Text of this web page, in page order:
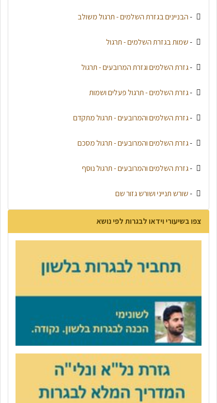
-הבניינים בגזרת השלמים - תרגול משולב
-שמות בגזרת השלמים - תרגול
-גזרת השלמים וגזרת המרובעים - תרגול
-גזרת השלמים - תרגול פעלים ושמות
-גזרת השלמים והמרובעים - תרגול מתקדם
-גזרת השלמים והמרובעים - תרגול מסכם
-גזרת השלמים והמרובעים - תרגול נוסף
-שורש תנייני ושורש גזור שם
צפו בשיעורי וידאו לבגרות לפי נושא